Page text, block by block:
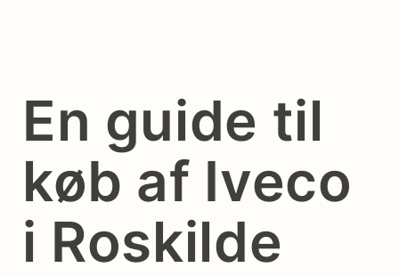
En guide til
køb af Iveco
i Roskilde